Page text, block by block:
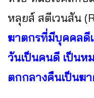
หลุยส์ สตีเวนสัน
ฆาตกรที่มีบุคคลดี
วันเป็นคนดี เป็น
ตกกลางคืนเป็นฆ